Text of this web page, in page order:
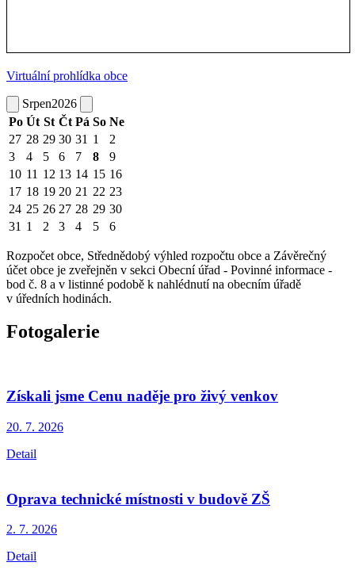
Virtuální prohlídka obce
Srpen2026
Po Út St Čt Pá So Ne
27 28 29 30 31 1
2
3
4 5 6 7 8
9
10 11 12 13 14 15 16
17 18 19 20 21 22 23
24 25 26 27 28 29 30
31 1 2 3 4 5 6
Rozpočet obce, Střednědobý výhled rozpočtu obce a Závěrečný
účet obce je zveřejněn v sekci Obecní úřad - Povinné informace -
bod č. 8 a v listinné podobě k nahlédnutí na obecním úřadě
v úředních hodinách.
Fotogalerie
Získali jsme Cenu naděje pro živý venkov
20. 7. 2026
Detail
Oprava technické místnosti v budově ZŠ
2. 7. 2026
Detail